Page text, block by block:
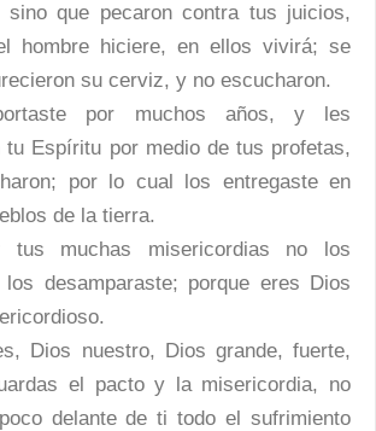
sino que pecaron contra tus juicios,
hombre hiciere, en ellos vivirá; se
su cerviz, y no escucharon.
por muchos años, y les
Espíritu por medio de tus profetas,
por lo cual los entregaste en
de la tierra.
tus muchas misericordias no los
desamparaste; porque eres Dios
Dios nuestro, Dios grande, fuerte,
el pacto y la misericordia, no
delante de ti todo el sufrimiento